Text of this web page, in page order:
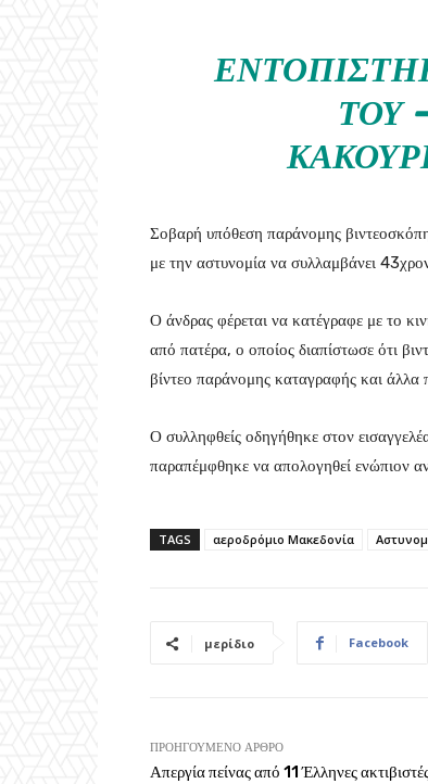
ΤΟΥ
Σοβαρή υπόθεση παράνομης
με την αστυνομία να συλλαμβάνει
Ο άνδρας φέρεται να κατέγραφε με το
από πατέρα, ο οποίος διαπίστωσε ότι
βίντεο παράνομης καταγραφής και άλλα
Ο συλληφθείς οδηγήθηκε στον
παραπέμφθηκε να απολογηθεί ενώπιον
TAGS αεροδρόμιο Μακεδονία
μερίδιο Facebook
ΠΡΟΗΓΟΎΜΕΝΟ ΆΡΘΡΟ
Απεργία πείνας από 11 Έλληνες